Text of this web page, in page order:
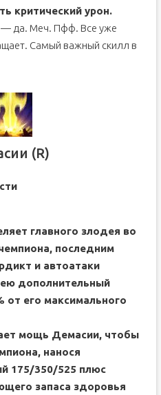
критический урон.
— да. Меч. Пфф. Все уже
Самый важный скилл в
(R)
главного злодея во
последним
и автоатаки
дополнительный
от его максимального
мощь Демасии, чтобы
нанося
175/350/525 плюс
запаса здоровья